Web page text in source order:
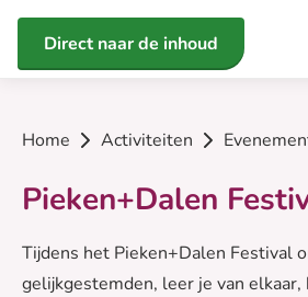
Direct naar de inhoud
Home Activiteiten
Pieken+Dalen
Tijdens het Pieken+Dalen Festival
gelijkgestemden, leer je van